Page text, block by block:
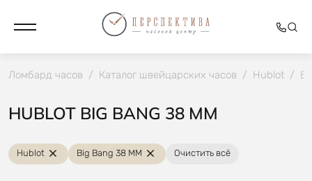
Ломбард часов / Каталог швейцарских часов / Hublot /
HUBLOT BIG BANG 38 MM
Hublot Big Bang 38 MM Очистить всё